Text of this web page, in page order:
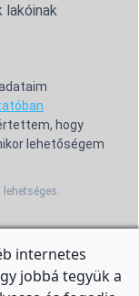
lakóinak
hogy
lehetőségem
internetes
jobbá tegyük a